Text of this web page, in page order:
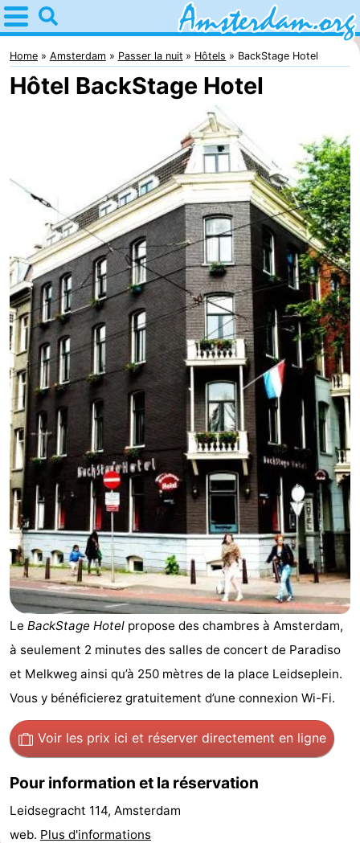
Home
Amsterdam
Itinéraires
enfants
adultes
Gratuitement
Passer
la
nuit
Appartements
Campings
Chambre
d'hôtes
Chaumières
-
Het
Amsterdamse
Bos
-
Spaarnwoude
Hôtels
Last
minutes
Musées
Attractions
Choses
à
faire
Lieux
d'intérêt
-
Musées
-
Monuments
-
Églises
-
Home Amsterdam Passer la nuit Hôtels BackStage Hotel
Hôtel BackStage Hotel
Le BackStage Hotel propose des chambres à Amsterdam,
à seulement 2 minutes des salles de concert de Paradiso
et Melkweg ainsi qu’à 250 mètres de la place Leidseplein.
Vous y bénéficierez gratuitement d’une connexion Wi-Fi.
Voir les prix ici et réserver directement en ligne
Pour information et la réservation
Leidsegracht 114, Amsterdam
web. Plus d'informations